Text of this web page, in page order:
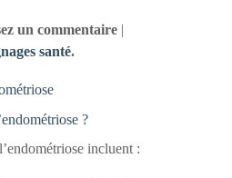
un commentaire |
santé.
?
incluent :